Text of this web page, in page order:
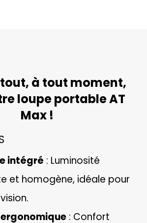
à tout moment,
loupe portable AT
Max !
intégré : Luminosité
et homogène, idéale pour
: Confort